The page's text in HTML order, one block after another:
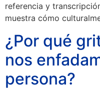
referencia y
muestra cómo
¿Por qué
nos
persona?